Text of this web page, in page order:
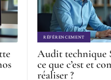
RÉFÉRENCEMENT
Audit technique
ce que c’est et
réaliser ?